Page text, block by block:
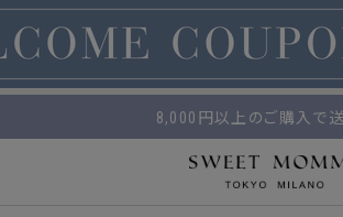
マタニティウェア・授乳服のスウ
8,000円以上のご購入で